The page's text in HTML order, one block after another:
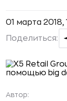
01 марта 2018,
Поделиться:
Автор: